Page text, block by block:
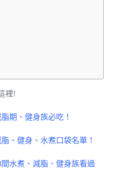
裡!
期、健身族必吃！
、健身、水煮口袋名單！
水煮、減脂、健身族看過